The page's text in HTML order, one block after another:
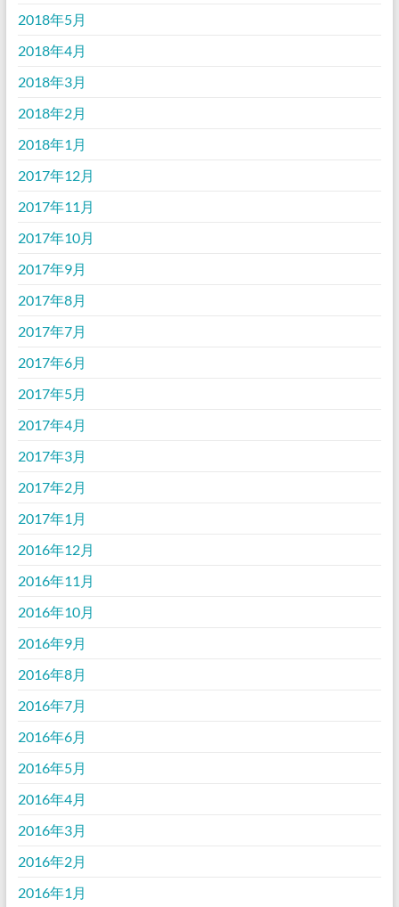
2018年5月
2018年4月
2018年3月
2018年2月
2018年1月
2017年12月
2017年11月
2017年10月
2017年9月
2017年8月
2017年7月
2017年6月
2017年5月
2017年4月
2017年3月
2017年2月
2017年1月
2016年12月
2016年11月
2016年10月
2016年9月
2016年8月
2016年7月
2016年6月
2016年5月
2016年4月
2016年3月
2016年2月
2016年1月